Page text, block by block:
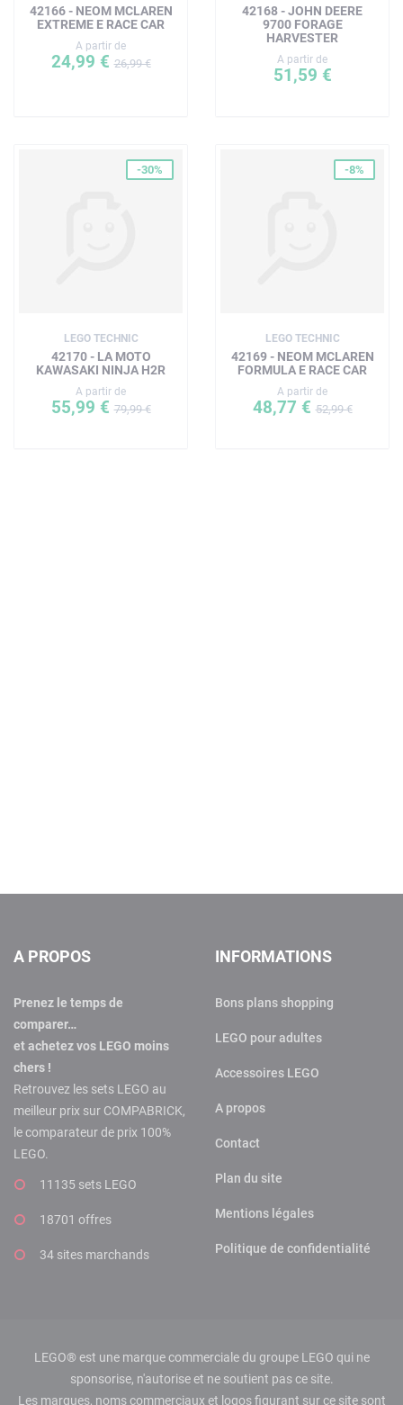
42166 - NEOM MCLAREN
EXTREME E RACE CAR
A partir de
24,99 €26,99 €
42168 - JOHN DEERE
9700 FORAGE
HARVESTER
A partir de
51,59 €
-30%
LEGO TECHNIC
42170 - LA MOTO
KAWASAKI NINJA H2R
A partir de
55,99 €79,99 €
-8%
LEGO TECHNIC
42169 - NEOM MCLAREN
FORMULA E RACE CAR
A partir de
48,77 €52,99 €
A PROPOS
Prenez le temps de
comparer…
et achetez vos LEGO moins
chers !
Retrouvez les sets LEGO au
meilleur prix sur COMPABRICK,
le comparateur de prix 100%
LEGO.
11135 sets LEGO
18701 offres
34 sites marchands
INFORMATIONS
Bons plans shopping
LEGO pour adultes
Accessoires LEGO
A propos
Contact
Plan du site
Mentions légales
Politique de confidentialité
LEGO® est une marque commerciale du groupe LEGO qui ne
sponsorise, n'autorise et ne soutient pas ce site.
Les marques, noms commerciaux et logos figurant sur ce site sont